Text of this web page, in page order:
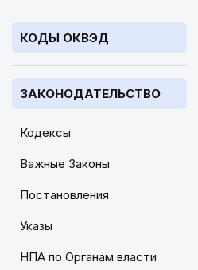
КОДЫ ОКВЭД
ЗАКОНОДАТЕЛЬСТВО
Кодексы
Важные Законы
Постановления
Указы
НПА по Органам власти